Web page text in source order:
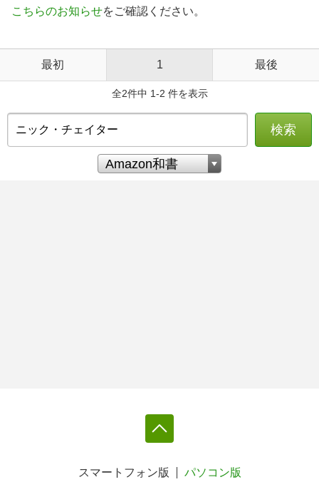
こちらのお知らせをご確認ください。
最初 1 最後
全2件中 1-2 件を表示
検索
スマートフォン版 パソコン版